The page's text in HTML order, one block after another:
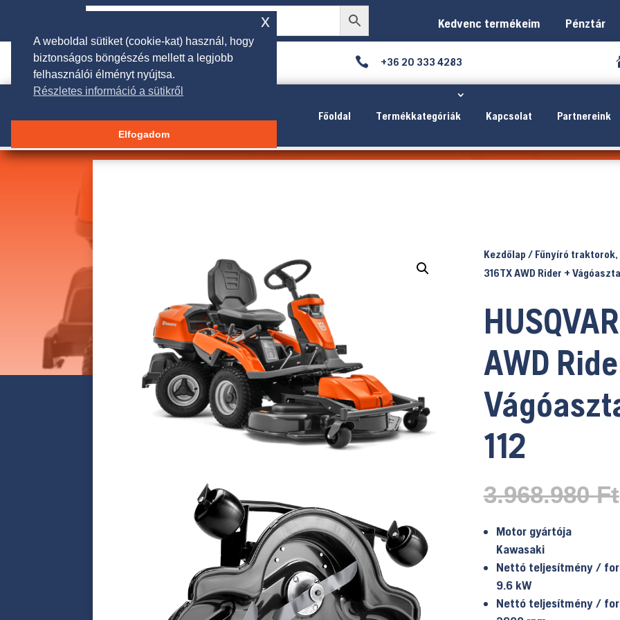
Kedvenc termékeim Pénztár
 rendeles@galgakertigep.hu  +36 20 333 4283
Főoldal Termékkategóriák Kapcsolat Partnereink
Kezdőlap / Fűnyíró
316TX AWD Rider +
AWD
112
3.968.980Ft
Motor gyártója
Kawasaki
Nettó teljesítmény /
9.6 kW
Nettó teljesítmény /
A weboldal sütiket (cookie-kat) használ, hogy
biztonságos böngészés mellett a legjobb
felhasználói élményt nyújtsa.
Részletes információ a sütikről
Elfogadom
x